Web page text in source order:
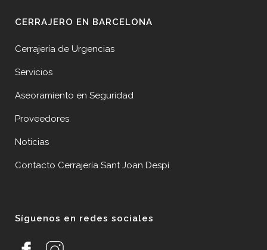
CERRAJERO EN BARCELONA
Cerrajería de Urgencias
Servicios
Aseoramiento en Seguridad
Proveedores
Noticias
Contacto Cerrajería Sant Joan Despí
Síguenos en redes sociales